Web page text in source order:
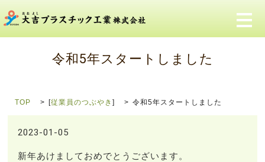
メ
令和5年スタートしました
TOP [従業員のつぶやき] 令和5年スタートしました
2023-01-05
新年あけましておめでとうございます。